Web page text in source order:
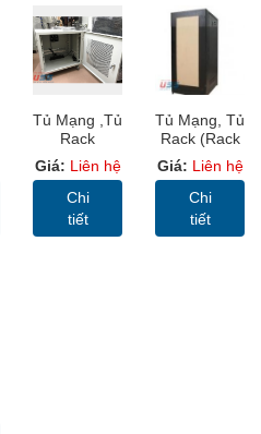
Tủ Mạng ,Tủ
Rack
SYSTEM
CABINET
12U-D600 -
USS Rack
Giá: Liên hệ
Chi
tiết
Tủ Mạng, Tủ
Rack (Rack
Cabinet 19”)
USS RACK
36U D1000
Sâu
Giá: Liên hệ
Chi
tiết